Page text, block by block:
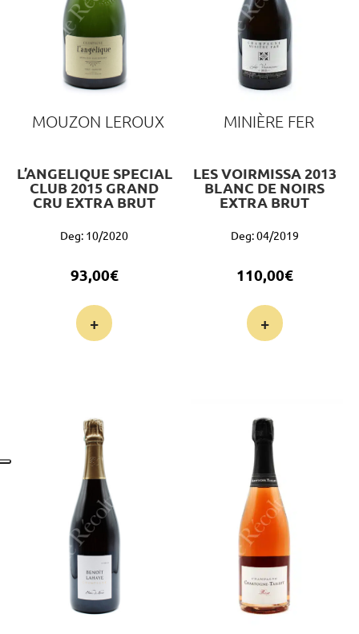
MOUZON LEROUX
L’ANGELIQUE SPECIAL
CLUB 2015 GRAND
CRU EXTRA BRUT
Deg: 10/2020
93,00€
+
MINIÈRE FER
LES VOIRMISSA 2013
BLANC DE NOIRS
EXTRA BRUT
Deg: 04/2019
110,00€
+